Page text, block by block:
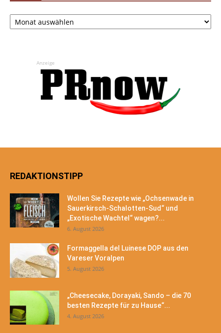
Archiv
Anzeige
REDAKTIONSTIPP
Wollen Sie Rezepte wie „Ochsenwade in
Sauerkirsch-Schalotten-Sud“ und
„Exotische Wachtel“ wagen?...
6. August 2026
Formaggella del Luinese DOP aus den
Vareser Voralpen
5. August 2026
„Cheesecake, Dorayaki, Sando – die 70
besten Rezepte für zu Hause“...
4. August 2026